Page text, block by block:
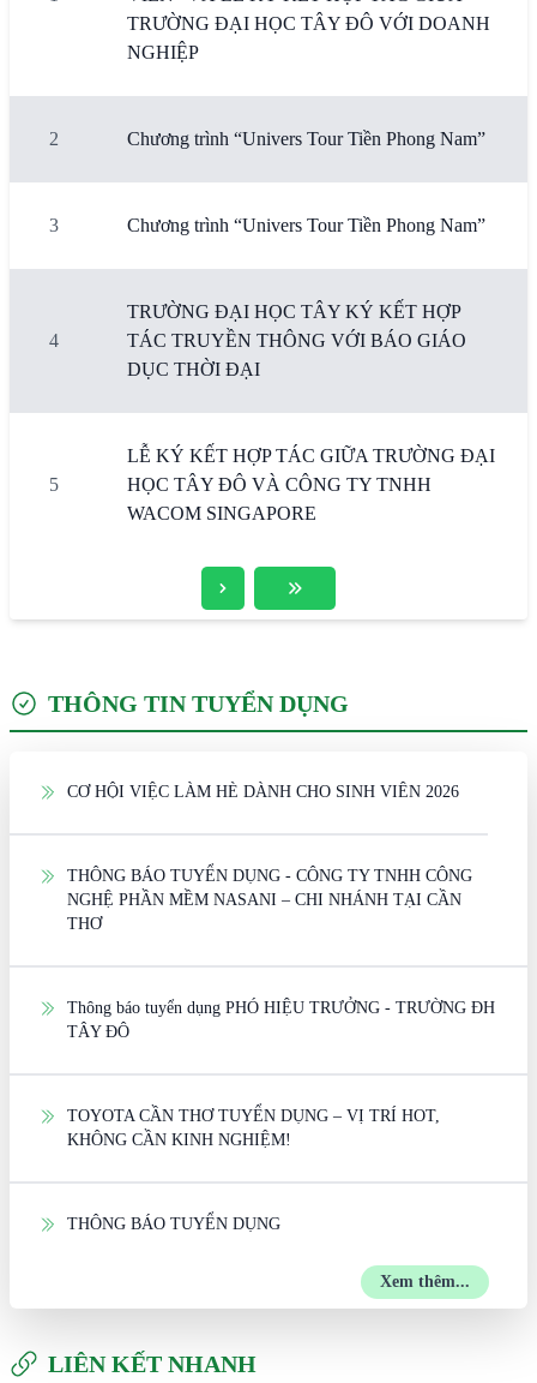
TRƯỜNG ĐẠI HỌC TÂY ĐÔ VỚI DOANH
NGHIỆP
2 Chương trình “Univers Tour Tiền Phong Nam”
3 Chương trình “Univers Tour Tiền Phong Nam”
4
TRƯỜNG ĐẠI HỌC TÂY KÝ KẾT HỢP
TÁC TRUYỀN THÔNG VỚI BÁO GIÁO
DỤC THỜI ĐẠI
5
LỄ KÝ KẾT HỢP TÁC GIỮA TRƯỜNG ĐẠI
HỌC TÂY ĐÔ VÀ CÔNG TY TNHH
WACOM SINGAPORE
THÔNG TIN TUYỂN DỤNG
CƠ HỘI VIỆC LÀM HÈ DÀNH CHO SINH VIÊN 2026
THÔNG BÁO TUYỂN DỤNG - CÔNG TY TNHH CÔNG
NGHỆ PHẦN MỀM NASANI – CHI NHÁNH TẠI CẦN
THƠ
Thông báo tuyển dụng PHÓ HIỆU TRƯỞNG - TRƯỜNG ĐH
TÂY ĐÔ
TOYOTA CẦN THƠ TUYỂN DỤNG – VỊ TRÍ HOT,
KHÔNG CẦN KINH NGHIỆM!
THÔNG BÁO TUYỂN DỤNG
Xem thêm...
LIÊN KẾT NHANH